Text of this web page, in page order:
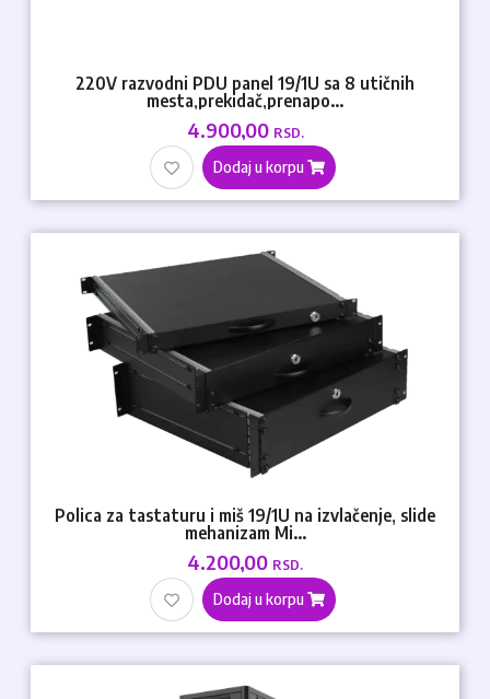
220V razvodni PDU panel 19/1U sa 8 utičnih
mesta,prekidač,prenapo...
4.900,00 RSD.
Dodaj u korpu
Polica za tastaturu i miš 19/1U na izvlačenje, slide
mehanizam Mi...
4.200,00 RSD.
Dodaj u korpu